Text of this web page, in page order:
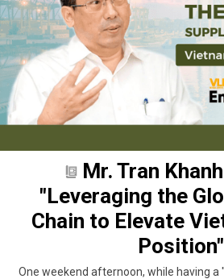
Mr. Tran
"Leveraging the
Chain to Elevate
Position"
One weekend afternoon, while having